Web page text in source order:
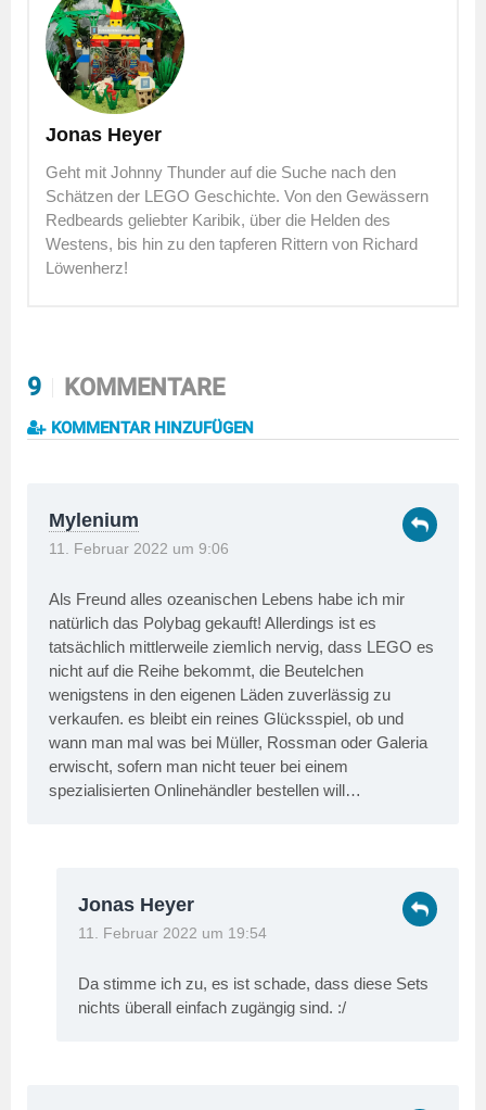
Jonas Heyer
Geht mit Johnny Thunder auf die Suche nach den
Schätzen der LEGO Geschichte. Von den Gewässern
Redbeards geliebter Karibik, über die Helden des
Westens, bis hin zu den tapferen Rittern von Richard
Löwenherz!
9 KOMMENTARE
KOMMENTAR HINZUFÜGEN
Mylenium
11. Februar 2022 um 9:06
Als Freund alles ozeanischen Lebens habe ich mir
natürlich das Polybag gekauft! Allerdings ist es
tatsächlich mittlerweile ziemlich nervig, dass LEGO es
nicht auf die Reihe bekommt, die Beutelchen
wenigstens in den eigenen Läden zuverlässig zu
verkaufen. es bleibt ein reines Glücksspiel, ob und
wann man mal was bei Müller, Rossman oder Galeria
erwischt, sofern man nicht teuer bei einem
spezialisierten Onlinehändler bestellen will…
Jonas Heyer
11. Februar 2022 um 19:54
Da stimme ich zu, es ist schade, dass diese Sets
nichts überall einfach zugängig sind. :/